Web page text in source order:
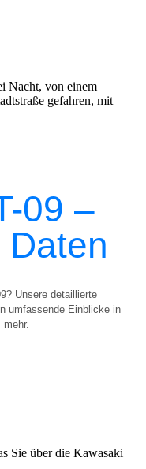
09 –
Daten
Unsere detaillierte
umfassende Einblicke in